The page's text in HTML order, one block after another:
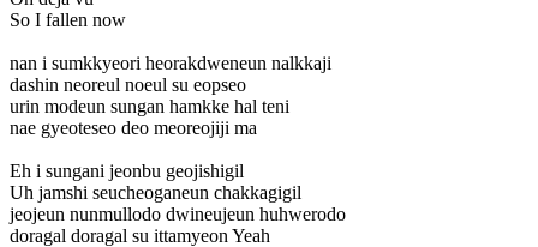
So I fallen now
nan i sumkkyeori heorakdweneun nalkkaji
dashin neoreul noeul su eopseo
urin modeun sungan hamkke hal teni
nae gyeoteseo deo meoreojiji ma
Eh i sungani jeonbu geojishigil
Uh jamshi seucheoganeun chakkagigil
jeojeun nunmullodo dwineujeun huhwerodo
doragal doragal su ittamyeon Yeah